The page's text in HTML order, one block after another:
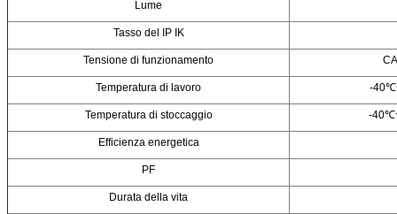
Lume
Tasso del IP IK
Tensione di funzionamento
Temperatura di lavoro -
Temperatura di stoccaggio -
Efficienza energetica
PF
Durata della vita